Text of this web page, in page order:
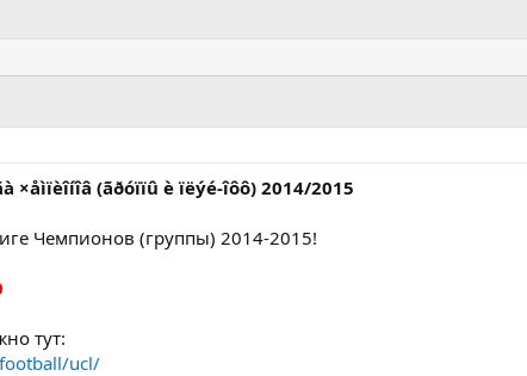
×åìïèîíîâ (ãðóïïû è ïëýé-îôô) 2014/2015
Чемпионов (группы) 2014-2015!
тут:
ucl/